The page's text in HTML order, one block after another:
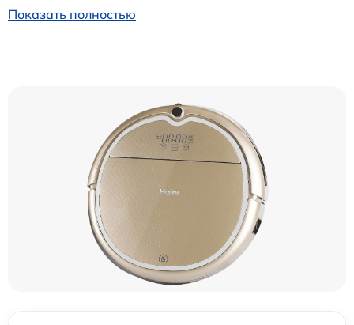
Показать полностью